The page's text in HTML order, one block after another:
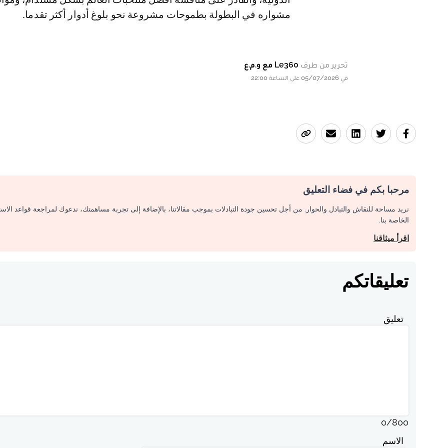
مشواره في البطولة بطموحات مشروعة نحو بلوغ أدوار أكثر تقدما.
تحرير من طرف Le360 مع و.م.ع
في 05/07/2026 على الساعة 22:00
مرحبا بكم في فضاء التعليق
نريد مساحة للنقاش والتبادل والحوار. من أجل تحسين جودة التبادلات بموجب مقالاتنا، بالإضافة إلى تجربة مساهمتك، ندعوك لمراجعة قواعد
الخاصة بنا.
اقرأ ميثاقنا
تعليقاتكم
تعليق
0/800
الاسم